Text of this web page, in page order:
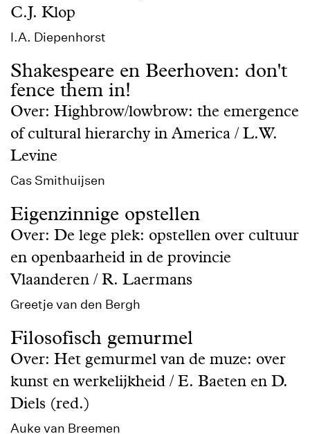
C.J. Klop
I.A. Diepenhorst
Shakespeare en Beerhoven: don't
fence them in!
Over: Highbrow/lowbrow: the emergence
of cultural hierarchy in America / L.W.
Levine
Cas Smithuijsen
Eigenzinnige opstellen
Over: De lege plek: opstellen over cultuur
en openbaarheid in de provincie
Vlaanderen / R. Laermans
Greetje van den Bergh
Filosofisch gemurmel
Over: Het gemurmel van de muze: over
kunst en werkelijkheid / E. Baeten en D.
Diels (red.)
Auke van Breemen